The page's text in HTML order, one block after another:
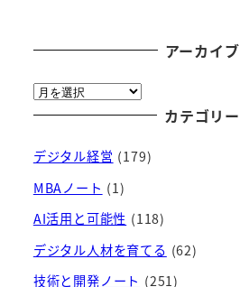
アーカイブ
ア
ー
イ
ブ
カテゴリー
デジタル経営 (179)
MBAノート (1)
AI活用と可能性 (118)
デジタル人材を育てる (62)
技術と開発ノート (251)